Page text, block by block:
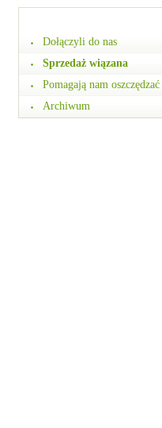
Dołączyli do nas
Sprzedaż wiązana
Pomagają nam oszczędzać
Archiwum